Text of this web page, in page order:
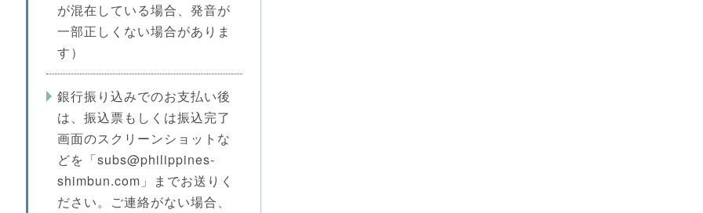
が混在している場合、発音が
一部正しくない場合がありま
す）
銀行振り込みでのお支払い後
は、振込票もしくは振込完了
画面のスクリーンショットな
どを「subs@philippines-
shimbun.com」までお送りく
ださい。ご連絡がない場合、